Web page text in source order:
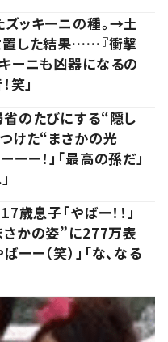
ズッキーニの種。→土
置した結果……『衝撃
ーニも凶器になるの
笑」
のたびにする“隠し
けた“まさかの光
ー！」「最高の孫だ」
歳息子「やばー！！」
かの姿”に277万表
ーー（笑）」「な、なる